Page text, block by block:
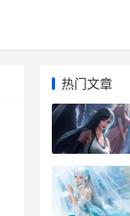
热门文章